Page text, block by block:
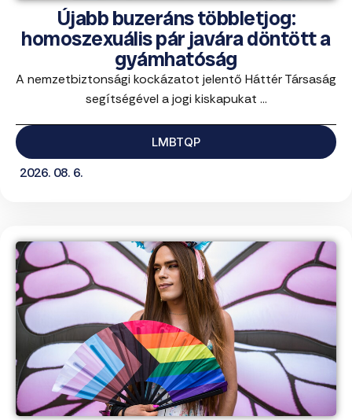
Újabb buzeráns többletjog:
homoszexuális pár javára döntött a
gyámhatóság
A nemzetbiztonsági kockázatot jelentő Háttér Társaság
segítségével a jogi kiskapukat ...
LMBTQP
2026. 08. 6.